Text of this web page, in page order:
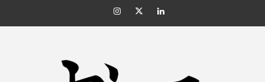
InstagramTwitterLinkedin